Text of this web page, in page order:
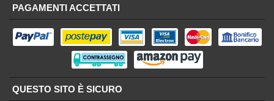
PAGAMENTI ACCETTATI
QUESTO SITO È SICURO